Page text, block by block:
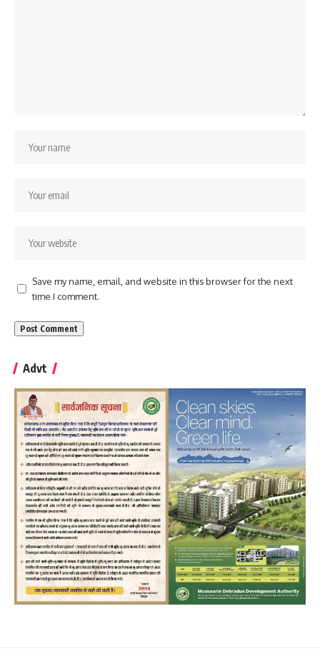
Save my name, email, and website in this browser for the next
time I comment.
Advt